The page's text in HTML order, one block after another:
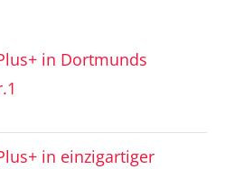
in Dortmunds
in einzigartiger